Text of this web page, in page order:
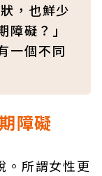
，也鮮少
礙？」
一個不同
障礙
。所謂女性更